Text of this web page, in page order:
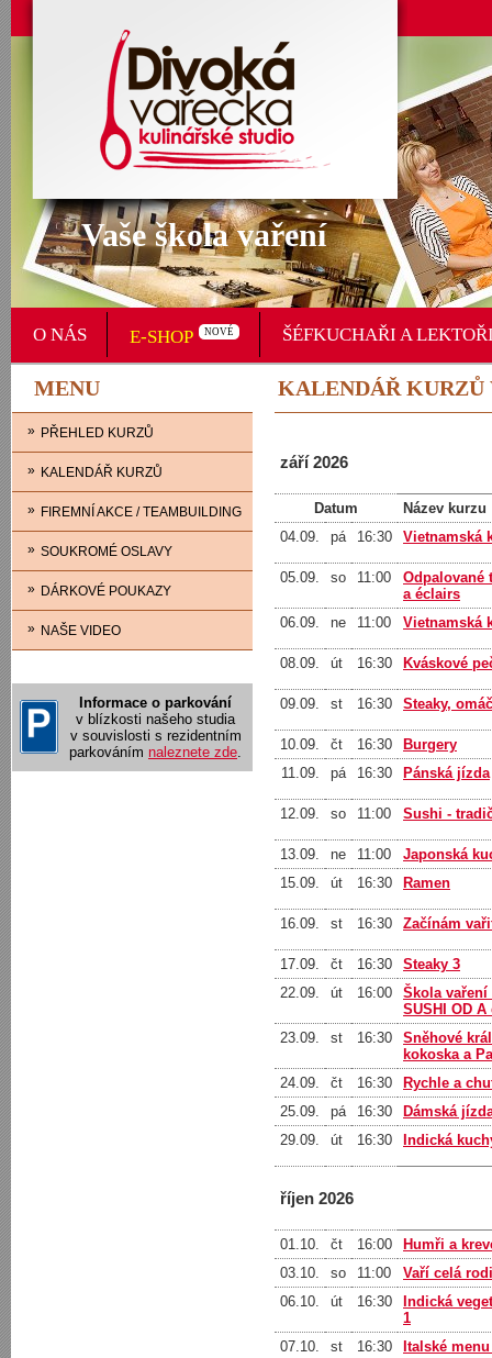
Vaše škola vaření
O NÁS E-SHOP NOVÉ ŠÉFKUCHAŘI A
MENU
» PŘEHLED KURZŮ
» KALENDÁŘ KURZŮ
» FIREMNÍ AKCE / TEAMBUILDING
» SOUKROMÉ OSLAVY
» DÁRKOVÉ POUKAZY
» NAŠE VIDEO
Informace o parkování
v blízkosti našeho studia
v souvislosti s rezidentním
parkováním naleznete zde.
KALENDÁŘ KURZŮ
září 2026
Datum
Název kurzu
04.09.
pá 16:30 Vietnamská
05.09. so 11:00
Odpalované
a éclairs
06.09.
ne 11:00 Vietnamská
08.09. út 16:30 Kváskové
09.09. st 16:30 Steaky,
10.09. čt 16:30
Burgery
11.09.
pá 16:30 Pánská jízda
12.09. so 11:00 Sushi -
13.09. ne 11:00
Japonská
15.09.
út 16:30 Ramen
16.09. st 16:30 Začínám
17.09. čt 16:30
Steaky 3
22.09.
út 16:00
Škola vaření
SUSHI OD A
23.09.
st 16:30
Sněhové
kokoska a
24.09.
čt 16:30
Rychle a
25.09.
pá 16:30
Dámská
29.09.
út 16:30 Indická
říjen 2026
01.10. čt 16:00
Humři a
03.10.
so 11:00
Vaří celá
06.10.
út 16:30
Indická
1
07.10.
st 16:30
Italské